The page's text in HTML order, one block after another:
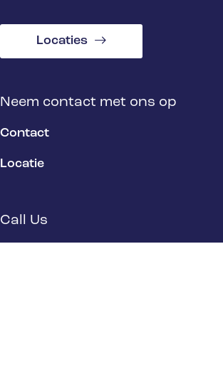
Locaties
Neem contact met ons op
Contact
Locatie
Call Us